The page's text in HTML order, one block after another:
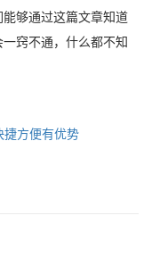
够通过这篇文章知道
窍不通，什么都不知
捷方便有优势